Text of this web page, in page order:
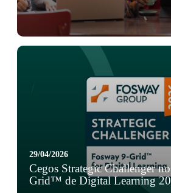
A coerência entre o que as
experiência real dos colaboradores
29/04/2026
Cegos Strategic Challenger
Grid™ de Digital Learning